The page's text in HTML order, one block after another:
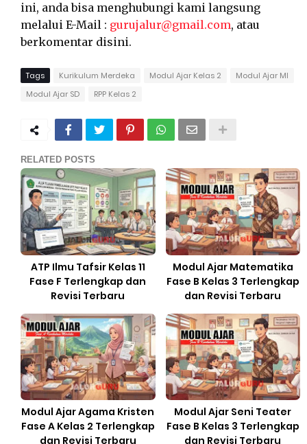
ini, anda bisa menghubungi kami langsung
melalui E-Mail : gurujalur@gmail.com, atau
berkomentar disini.
Tags Kurikulum Merdeka Modul Ajar Kelas 2
Modul Ajar MI
Modul Ajar SD
RPP Kelas 2
RELATED POSTS
ATP Ilmu Tafsir Kelas 11
Fase F Terlengkap dan
Revisi Terbaru
Modul Ajar Matematika
Fase B Kelas 3 Terlengkap
dan Revisi Terbaru
Modul Ajar Agama Kristen
Fase A Kelas 2 Terlengkap
dan Revisi Terbaru
Modul Ajar Seni Teater
Fase B Kelas 3 Terlengkap
dan Revisi Terbaru